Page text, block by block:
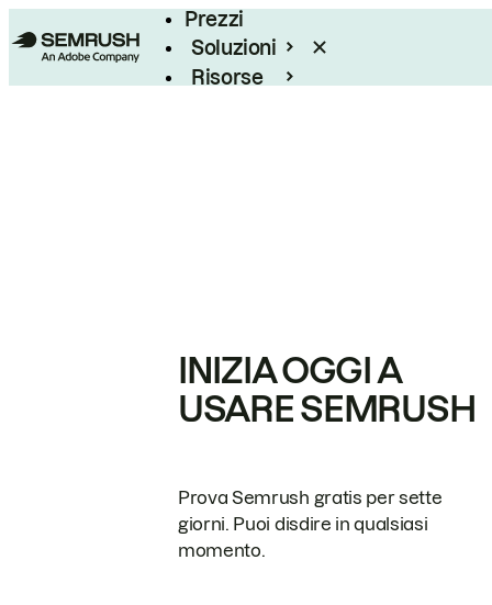
Prezzi
Soluzioni
Risorse
INIZIA OGGI A
USARE SEMRUSH
Prova Semrush gratis per sette
giorni. Puoi disdire in qualsiasi
momento.